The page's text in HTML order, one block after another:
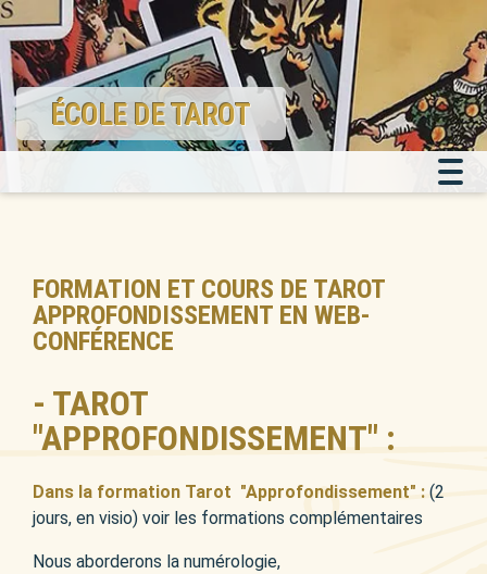
ÉCOLE DE TAROT
FORMATION ET COURS DE TAROT
APPROFONDISSEMENT EN WEB-
CONFÉRENCE
- TAROT
"APPROFONDISSEMENT" :
Dans la formation Tarot "Approfondissement" : (2
jours, en visio) voir les formations complémentaires
Nous aborderons la numérologie,